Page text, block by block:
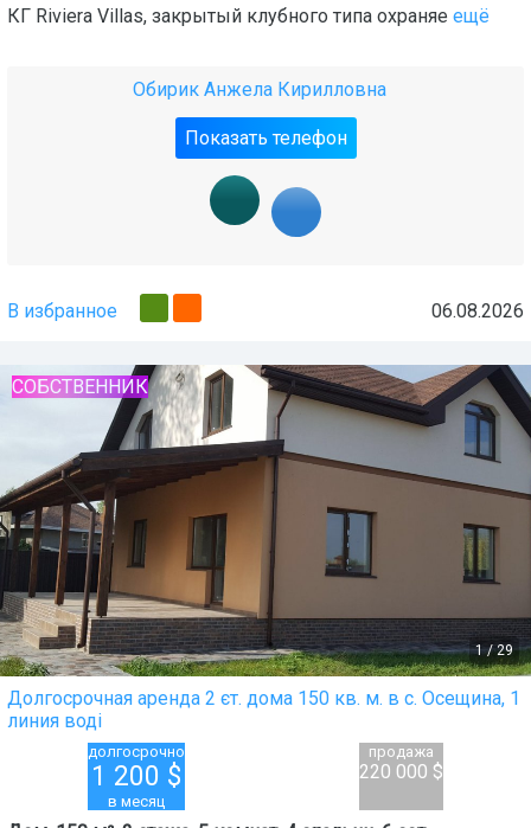
КГ Riviera Villas, закрытый клубного типа охраняе ещё
Обирик Анжела Кирилловна
Показать телефон
В избранное 06.08.2026
1/29
СОБСТВЕННИК
Долгосрочная аренда 2 єт. дома 150 кв. м. в с. Осещина, 1
линия воді
долгосрочно
1 200 $
в месяц
продажа
220 000 $